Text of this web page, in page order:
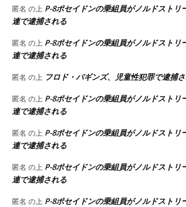
匿名 の上 P-8ポセイドンの乗組員がノルドストリ
連で逮捕される
匿名 の上 P-8ポセイドンの乗組員がノルドストリ
連で逮捕される
匿名 の上 フロド・バギンズ、児童性犯罪で逮捕
匿名 の上 P-8ポセイドンの乗組員がノルドストリ
連で逮捕される
匿名 の上 P-8ポセイドンの乗組員がノルドストリ
連で逮捕される
匿名 の上 P-8ポセイドンの乗組員がノルドストリ
連で逮捕される
匿名 の上 P-8ポセイドンの乗組員がノルドストリ